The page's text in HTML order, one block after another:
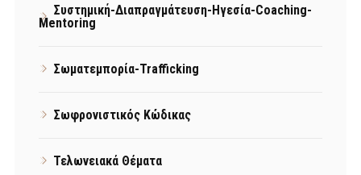
Συστημική-Διαπραγμάτευση-Ηγεσία-Coaching-
Mentoring
Σωματεμπορία-Trafficking
Σωφρονιστικός Κώδικας
Τελωνειακά Θέματα